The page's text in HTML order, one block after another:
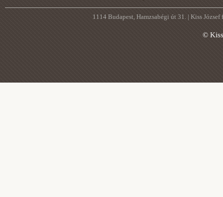
1114 Budapest, Hamzsabégi út 31. | Kiss
©